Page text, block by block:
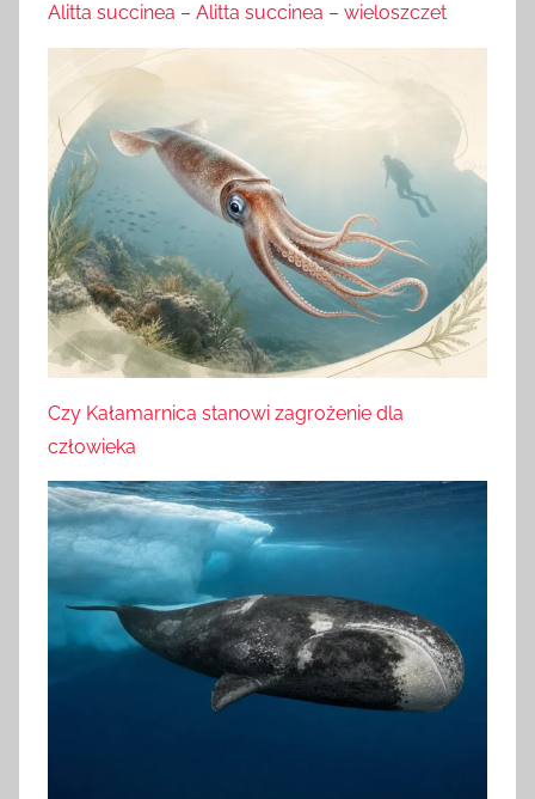
Alitta succinea – Alitta succinea – wieloszczet
Czy Kałamarnica stanowi zagrożenie dla
człowieka